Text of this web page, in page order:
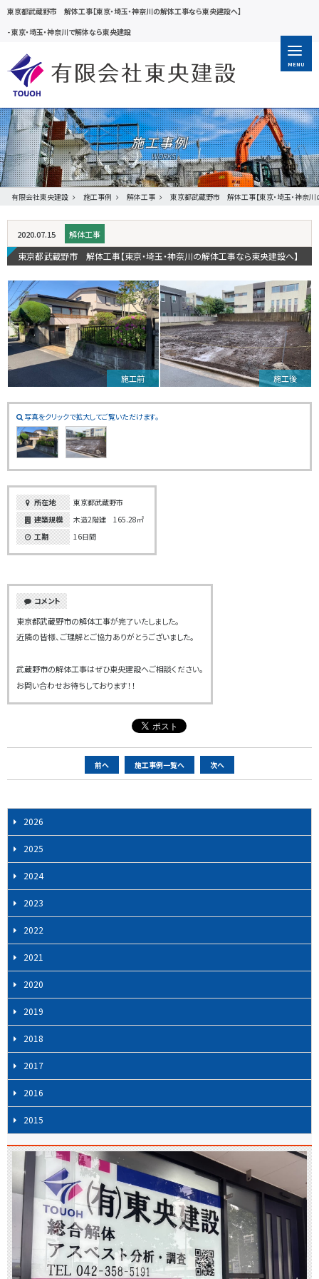
東京都武蔵野市 解体工事【東京・埼玉・神奈川の解体工事なら東央建設へ】
-東京・埼玉・神奈川で解体なら東央建設
MENU
施工事例
有限会社東央建設 施工事例 解体工事 東京都武蔵野市 解体工事【東京・埼玉・神奈
2020.07.15 解体工事
東京都武蔵野市 解体工事【東京・埼玉・神奈川の解体工事なら東央建設へ】
施工前 施工後
写真をクリックで拡大してご覧いただけます。
所在地
東京都武蔵野市
建築規模
木造2階建 165.28㎡
工期
16日間
コメント
東京都武蔵野市の解体工事が完了いたしました。
近隣の皆様、ご理解とご協力ありがとうございました。
武蔵野市の解体工事はぜひ東央建設へご相談ください。
お問い合わせお待ちしております！！
ー
ナ
ビ
ゲ
ー
シ
ョ
ン
前へ 施工事例一覧へ 次へ
2026
2025
2024
2023
2022
2021
2020
2019
2018
2017
2016
2015